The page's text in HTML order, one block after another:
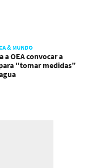
& MUNDO
a OEA convocar a
"tomar medidas"